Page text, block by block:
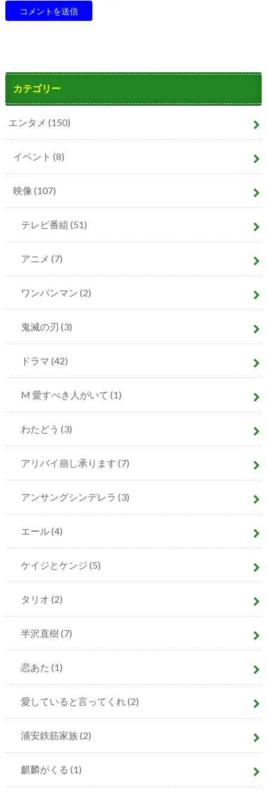
カテゴリー
エンタメ (150)
イベント (8)
映像 (107)
テレビ番組 (51)
アニメ (7)
ワンパンマン (2)
鬼滅の刃 (3)
ドラマ (42)
M 愛すべき人がいて (1)
わたどう (3)
アリバイ崩し承ります (7)
アンサングシンデレラ (3)
エール(4)
ケイジとケンジ (5)
タリオ (2)
半沢直樹(7)
恋あた (1)
愛していると言ってくれ (2)
浦安鉄筋家族(2)
麒麟がくる (1)